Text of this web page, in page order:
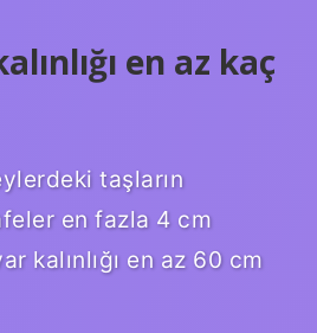
en az kaç
taşların
en fazla 4 cm
kalınlığı en az 60 cm